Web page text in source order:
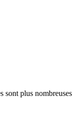
sont plus